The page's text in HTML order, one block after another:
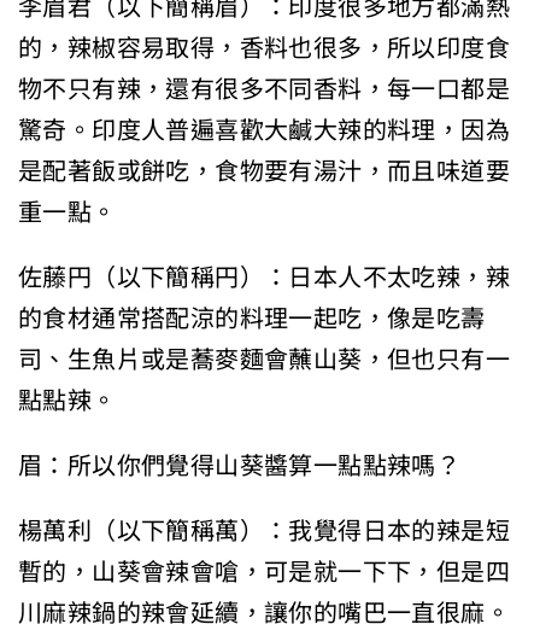
的，辣椒容易取得，香料也很多，所以印度食
物不只有辣，還有很多不同香料，每一口都是
驚奇。印度人普遍喜歡大鹹大辣的料理，因為
是配著飯或餅吃，食物要有湯汁，而且味道要
重一點。
佐藤円（以下簡稱円）：日本人不太吃辣，辣
的食材通常搭配涼的料理一起吃，像是吃壽
司、生魚片或是蕎麥麵會蘸山葵，但也只有一
點點辣。
眉：所以你們覺得山葵醬算一點點辣嗎？
楊萬利（以下簡稱萬）：我覺得日本的辣是短
暫的，山葵會辣會嗆，可是就一下下，但是四